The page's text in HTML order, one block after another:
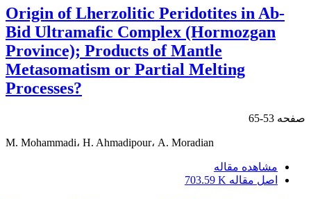
Origin of Lherzolitic Peridotites in Ab-
Bid Ultramafic Complex (Hormozgan
Province); Products of Mantle
Metasomatism or Partial Melting
Processes?
صفحه 53-65
M. Mohammadi، H. Ahmadipour، A. Moradian
مشاهده مقاله
اصل مقاله 703.59 K